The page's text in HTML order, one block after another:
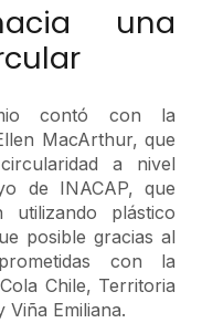
una
contó con la
MacArthur, que
a nivel
de INACAP, que
plástico
posible gracias al
con la
Chile, Territoria
Viña Emiliana.